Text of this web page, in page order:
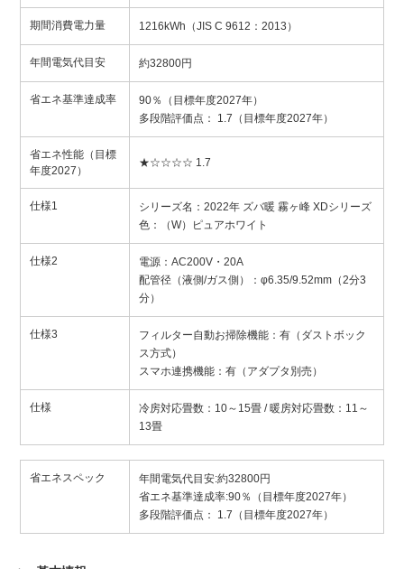
期間消費電力量 1216kWh（JIS C 9612：2013）
年間電気代目安 約32800円
省エネ基準達成率
90％（目標年度2027年）
多段階評価点： 1.7（目標年度2027年）
省エネ性能（目標
年度2027）
★☆☆☆☆ 1.7
仕様1
シリーズ名：2022年 ズバ暖 霧ヶ峰 XDシリーズ
色：（W）ピュアホワイト
仕様2
電源：AC200V・20A
配管径（液側/ガス側）：φ6.35/9.52mm（2分3
分）
仕様3
フィルター自動お掃除機能：有（ダストボック
ス方式）
スマホ連携機能：有（アダプタ別売）
仕様
冷房対応畳数：10～15畳 / 暖房対応畳数：11～
13畳
省エネスペック
年間電気代目安:約32800円
省エネ基準達成率:90％（目標年度2027年）
多段階評価点： 1.7（目標年度2027年）